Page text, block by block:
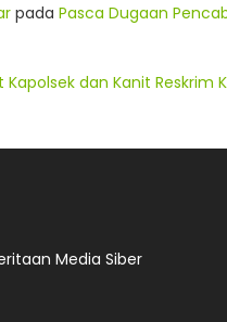
pada Pasca Dugaan
dan Kanit Reskrim
Media Siber